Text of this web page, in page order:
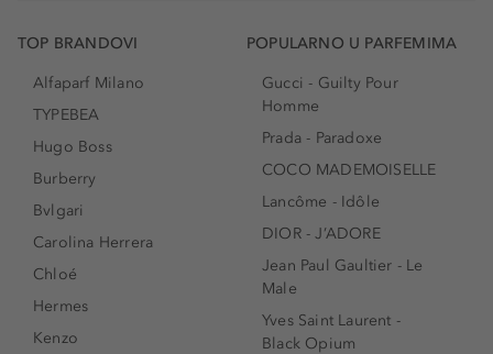
TOP BRANDOVI
Alfaparf Milano
TYPEBEA
Hugo Boss
Burberry
Bvlgari
Carolina Herrera
Chloé
Hermes
Kenzo
POPULARNO U PARFEMIMA
Gucci - Guilty Pour
Homme
Prada - Paradoxe
COCO MADEMOISELLE
Lancôme - Idôle
DIOR - J’ADORE
Jean Paul Gaultier - Le
Male
Yves Saint Laurent -
Black Opium